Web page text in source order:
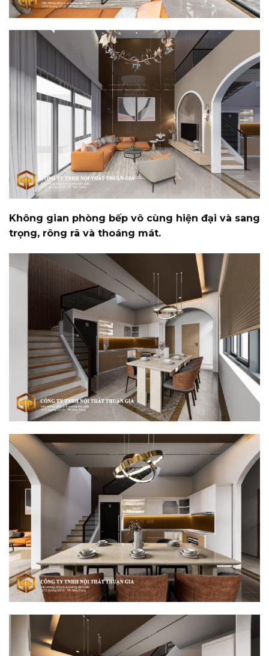
Không gian phòng bếp vô cùng hiện đại và sang
trọng, rông rã và thoáng mát.